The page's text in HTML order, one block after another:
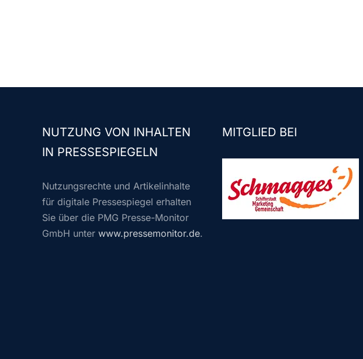
NUTZUNG VON INHALTEN
IN PRESSESPIEGELN
Nutzungsrechte und Artikelinhalte
für digitale Pressespiegel erhalten
Sie über die PMG Presse-Monitor
GmbH unter www.pressemonitor.de.
MITGLIED BEI